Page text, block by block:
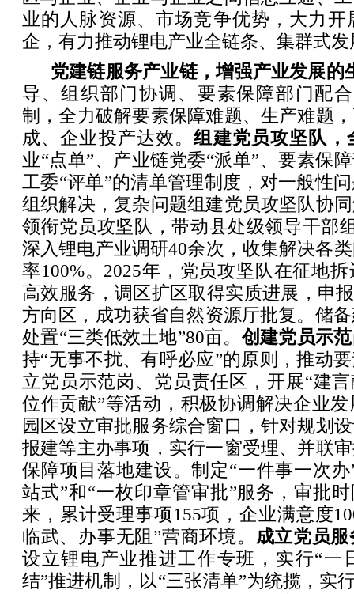
业的人脉资源、市场竞争优势，大力开
企，有力推动锂电产业全链条、集群式发
党建链服务产业链，增强产业发展的
导、组织部门协调、要素保障部门配
制，全力破解要素保障难题、生产难题
成、企业投产达效。组建党员攻坚队，
业“点单”、产业链党委“派单”、要素保
工委“评单”的清单管理制度，对一般性
组织解决，复杂问题组建党员攻坚队协
领衔党员攻坚队，带动县处级领导干部
深入锂电产业调研40余次，收集解决各
率100%。2025年，党员攻坚队在征地
高效服务，调区扩区取得实质进展，申
方向区，成功获省自然资源厅批复。储
处置“三类低效土地”80亩。 创建党员示
持“无事不扰、有呼必应”的原则，推动
立党员示范岗、党员责任区，开展“建
位作贡献”等活动，积极协调解决企业
园区设立审批服务综合窗口，针对规划
报建等主办事项，实行一窗受理、并联
保障项目落地建设。制定“一件事一次
站式”和“一枚印章管审批”服务，审批
来，累计受理事项155项，企业满意度
临武、办事无阻”营商环境。 成立党员
设立锂电产业推进工作专班，实行“一
结”推进机制，以“三张清单”为统揽，实